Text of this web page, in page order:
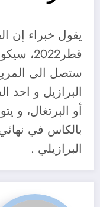
يقول خبراء إن
ستصل الى
البرازيل و احد
أو البرتغال، و
بالكاس في
البرازيلي .